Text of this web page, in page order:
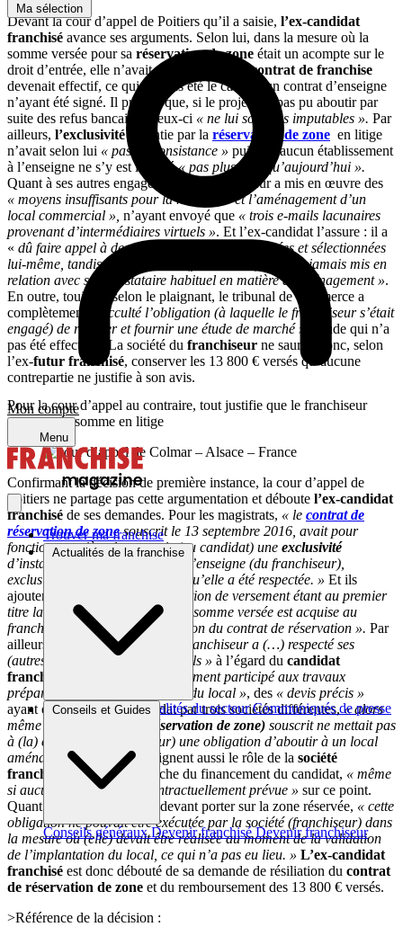
Ma sélection
Mon compte
Menu
Trouver ma franchise
Actualités de la franchise
Brèves et actus Actualités du secteur Communiqués de presse
Conseils et Guides
Conseils généraux Devenir franchisé Devenir franchiseur
Devant la cour d’appel de Poitiers qu’il a saisie, l’ex-candidat
franchisé avance ses arguments. Selon lui, dans la mesure où la
somme versée pour sa réservation de zone était un acompte sur le
droit d’entrée, elle n’avait de sens que si lecontrat de franchise
devenait effectif, ce qui n’a pas été le cas, aucun contrat d’enseigne
n’ayant été signé. Il précise que, si le projet n’a pas pu aboutir par
suite des refus bancaires, ceux-ci « ne lui sont pas imputables ». Par
ailleurs, l’exclusivitégarantie par la réservation de zone en litige
n’avait selon lui « pas de consistance » puisque aucun établissement
à l’enseigne ne s’y est installé« pas plus hier qu’aujourd’hui ».
Quant à ses autres engagements, le franchiseur a mis en œuvre des
« moyens insuffisants pour la recherche et l’aménagement d’un
local commercial », n’ayant envoyé que « trois e-mails lacunaires
provenant d’intermédiaires virtuels ». Et l’ex-candidat l’assure : il a
« dû faire appel à des entreprises qu’il a cherchées et sélectionnées
lui-même, tandis que la société (franchiseur) (ne l’a) jamais mis en
relation avec son prestataire habituel en matière d’aménagement ».
En outre, toujours selon le plaignant, le tribunal de commerce a
complètement
« occulté l’obligation (à laquelle le franchiseur s’était
engagé) de réaliser et fournir une étude de marché »
. Étude qui n’a
pas été effectuée. La société du franchiseur ne saurait donc, selon
l’ex-futur franchisé, conserver les 13 800 € versés qu’aucune
contrepartie ne justifie à son avis.
Pour la cour d’appel au contraire, tout justifie que le franchiseur
conserve la somme en litige
Confirmant la décision de première instance, la cour d’appel de
Poitiers ne partage pas cette argumentation et déboute l’ex-candidat
franchisé de ses demandes. Pour les magistrats, « le contrat de
réservation de zonesouscrit le 13 septembre 2016, avait pour
fonction première de garantir (au candidat) une exclusivité
d’installation sur (sa) ville sous l’enseigne (du franchiseur),
exclusivité dont il est démontré qu’elle a été respectée. » Et ils
ajoutent :
« La cause de l’obligation de versement étant au premier
titre la réservation de la zone, la somme versée est acquise au
franchiseur à raison de l’exécution du contrat de réservation ». Par
ailleurs, selon eux,« la société franchiseur a (…) respecté ses
(autres) engagements contractuels » à l’égard du candidat
franchisé
« effectivement participé aux travaux
préparatoires à l’aménagement du local », des « devis précis »
ayant été transmis au candidat par trois sociétés différentes,« alors
même que le contrat (de
réservation de zone) souscrit ne mettait pas
à (la) charge (du franchiseur) une obligation d’aboutir à un local
aménagé ». Les juges soulignent aussi le rôle de la société
franchiseur dans la recherche du financement du candidat, « même
si aucune clause n’était contractuellement prévue » sur ce point.
Quant à l’étude de marché devant porter sur la zone réservée, « cette
obligation ne pouvait être exécutée par la société (franchiseur) dans
la mesure où (elle) devait être réalisée au moment de la validation
de l’implantation du local, ce qui n’a pas eu lieu. » L’ex-candidat
franchisé est donc débouté de sa demande de résiliation du contrat
de réservation de zone et du remboursement des 13 800 € versés.
>Référence de la décision :